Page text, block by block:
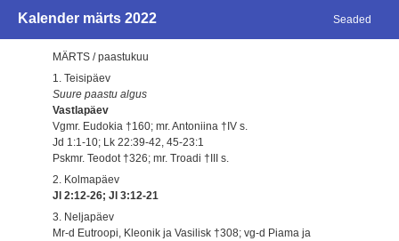
Kalender märts 2022 Seaded
MÄRTS / paastukuu
1. Teisipäev
Suure paastu algus
Vastlapäev
Vgmr. Eudokia †160; mr. Antoniina †IV s.
Jd 1:1-10; Lk 22:39-42, 45-23:1
Pskmr. Teodot †326; mr. Troadi †III s.
2. Kolmapäev
Jl 2:12-26; Jl 3:12-21
3. Neljapäev
Mr-d Eutroopi, Kleonik ja Vasilisk †308; vg-d Piama ja